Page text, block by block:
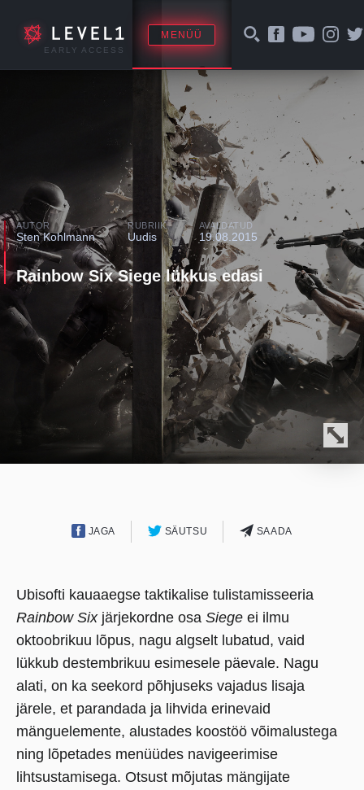
EARLY ACCESS
MENÜÜ
AUTOR
Sten Kohlmann
RUBRIIK
Uudis
AVALDATUD
19.08.2015
Rainbow Six Siege lükkus edasi
JAGA SÄUTSU SAADA
Ubisofti kauaaegse taktikalise tulistamisseeria
Rainbow Sixjärjekordne osa Siege ei ilmu
oktoobrikuu lõpus, nagu algselt lubatud, vaid
lükkub destembrikuu esimesele päevale. Nagu
alati, on ka seekord põhjuseks vajadus lisaja
järele, et parandada ja lihvida erinevaid
mänguelemente, alustades koostöö võimalustega
ning lõpetades menüüdes navigeerimise
lihtsustamisega. Otsust mõjutas mängijate